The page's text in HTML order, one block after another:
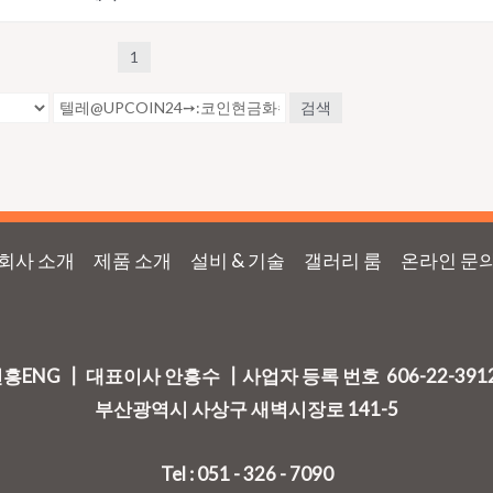
1
검색
사 소개 제품 소개 설비 & 기술 갤러리 룸 온라인 문
ENG ┃ 대표이사 안흥수 ┃사업자 등록 번호 606-22-
부산광역시 사상구 새벽시장로 141-5
Tel : 051 - 326 - 7090